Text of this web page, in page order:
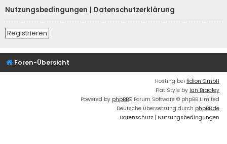
Nutzungsbedingungen
Datenschutzerklärung
Registrieren
Foren-Übersicht
Hosting bei fidion GmbH
Flat Style by Ian Bradley
Powered by phpBB® Forum Software © phpBB Limited
Deutsche Übersetzung durch phpBB.de
Datenschutz | Nutzungsbedingungen